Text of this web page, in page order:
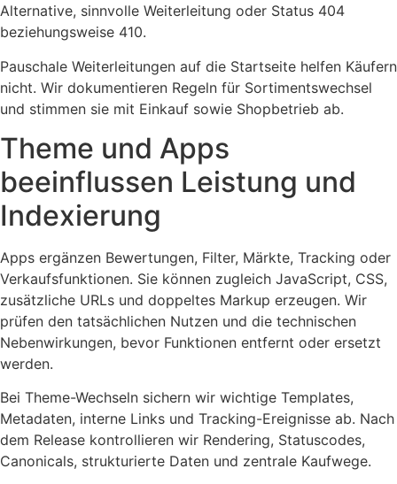
Alternative, sinnvolle Weiterleitung oder Status 404
beziehungsweise 410.
Pauschale Weiterleitungen auf die Startseite helfen Käufern
nicht. Wir dokumentieren Regeln für Sortimentswechsel
und stimmen sie mit Einkauf sowie Shopbetrieb ab.
Theme und Apps
beeinflussen Leistung und
Indexierung
Apps ergänzen Bewertungen, Filter, Märkte, Tracking oder
Verkaufsfunktionen. Sie können zugleich JavaScript, CSS,
zusätzliche URLs und doppeltes Markup erzeugen. Wir
prüfen den tatsächlichen Nutzen und die technischen
Nebenwirkungen, bevor Funktionen entfernt oder ersetzt
werden.
Bei Theme-Wechseln sichern wir wichtige Templates,
Metadaten, interne Links und Tracking-Ereignisse ab. Nach
dem Release kontrollieren wir Rendering, Statuscodes,
Canonicals, strukturierte Daten und zentrale Kaufwege.